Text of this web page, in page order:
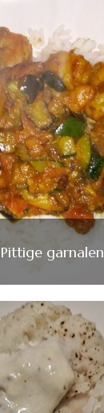
Pittige garnalen